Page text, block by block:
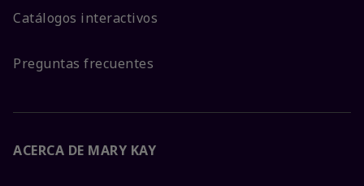
Catálogos interactivos
Preguntas frecuentes
ACERCA DE MARY KAY